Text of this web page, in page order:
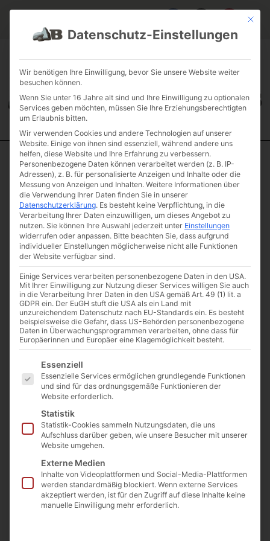
JOBS
FUHRPARK
Start/Einzelsteine/ Schmuckstein / Sandstein mit Druse
Sandstein mit
Druse
Artikelnummer: I007-25
450,00€ (inkl. MwSt.)
Gewicht &
Maße
Gewicht ca. 300 kg
Länge ca. 58 cm
Breite ca. 62 cm
Höhe ca. 60 cm
Beschreibung
Dieser braune Sandstein verfügt über eine Druse mit
Quarzkristallen in verschiedenen Farben, was ihm eine
faszinierende und vielschichtige Erscheinung verleiht.
Die Druse mit den Quarzkristallen bildet ein ultimatives
Naturschauspiel und verleiht dem Sandstein eine
zusätzliche Dimension von Schönheit und Komplexität.
Die verschiedenen Farben der Quarzkristalle erzeugen
Mit
Datenschutz-Einstellungen
Wir benötigen Ihre Einwilligung, bevor Sie unsere Website weiter
besuchen können.
Wenn Sie unter 16 Jahre alt sind und Ihre Einwilligung zu optionalen
Services geben möchten, müssen Sie Ihre Erziehungsberechtigten
um Erlaubnis bitten.
Wir verwenden Cookies und andere Technologien auf unserer
Website. Einige von ihnen sind essenziell, während andere uns
helfen, diese Website und Ihre Erfahrung zu verbessern.
Personenbezogene Daten können verarbeitet werden (z. B. IP-
Adressen), z. B. für personalisierte Anzeigen und Inhalte oder die
Messung von Anzeigen und Inhalten. Weitere Informationen über
die Verwendung Ihrer Daten finden Sie in unserer
Datenschutzerklärung. Es besteht keine Verpflichtung, in die
Verarbeitung Ihrer Daten einzuwilligen, um dieses Angebot zu
nutzen. Sie können Ihre Auswahl jederzeit unter Einstellungen
widerrufen oder anpassen. Bitte beachten Sie, dass aufgrund
individueller Einstellungen möglicherweise nicht alle Funktionen
der Website verfügbar sind.
Einige Services verarbeiten personenbezogene Daten in den USA.
Mit Ihrer Einwilligung zur Nutzung dieser Services willigen Sie auch
in die Verarbeitung Ihrer Daten in den USA gemäß Art. 49 (1) lit. a
GDPR ein. Der EuGH stuft die USA als ein Land mit
unzureichendem Datenschutz nach EU-Standards ein. Es besteht
beispielsweise die Gefahr, dass US-Behörden personenbezogene
Daten in Überwachungsprogrammen verarbeiten, ohne dass für
Europäerinnen und Europäer eine Klagemöglichkeit besteht.
Es folgt eine Liste der Service-Gruppen, für die eine
Essenziell
Essenzielle Services ermöglichen grundlegende Funktionen
und sind für das ordnungsgemäße Funktionieren der
Website erforderlich.
Statistik
Statistik-Cookies sammeln Nutzungsdaten, die uns
Aufschluss darüber geben, wie unsere Besucher mit unserer
Website umgehen.
Externe Medien
Inhalte von Videoplattformen und Social-Media-Plattformen
werden standardmäßig blockiert. Wenn externe Services
akzeptiert werden, ist für den Zugriff auf diese Inhalte keine
manuelle Einwilligung mehr erforderlich.